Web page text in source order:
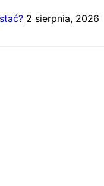
2 sierpnia, 2026